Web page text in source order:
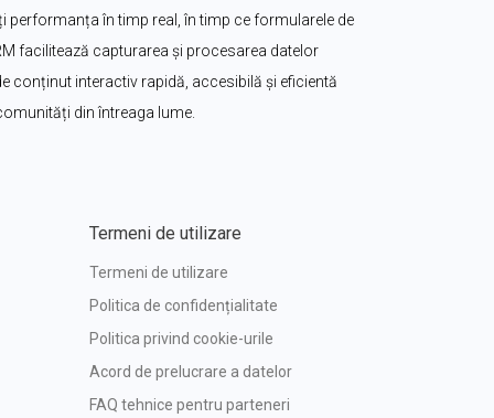
performanța în timp real, în timp ce formularele de
facilitează capturarea și procesarea datelor
conținut interactiv rapidă, accesibilă și eficientă
din întreaga lume.
Termeni de utilizare
Termeni de utilizare
Politica de confidențialitate
Politica privind cookie-urile
Acord de prelucrare a datelor
FAQ tehnice pentru parteneri